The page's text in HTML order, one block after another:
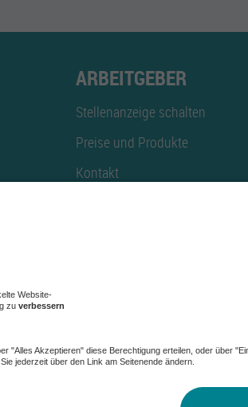
ARBEITGEBER
Stellenanzeige schalten
Preise und Produkte
Kontakt